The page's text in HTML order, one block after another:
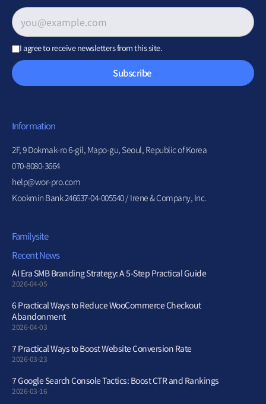
Email address*
I agree to receive newsletters from this site.
Subscribe
Information
2F, 9 Dokmak-ro 6-gil, Mapo-gu, Seoul, Republic of Korea
070-8080-3664
help@wor-pro.com
Kookmin Bank 246637-04-005540 / Irene & Company, Inc.
Familysite
Recent News
AI Era SMB Branding Strategy: A 5-Step Practical Guide
2026-04-05
6 Practical Ways to Reduce WooCommerce Checkout
Abandonment
2026-04-03
7 Practical Ways to Boost Website Conversion Rate
2026-03-23
7 Google Search Console Tactics: Boost CTR and Rankings
2026-03-16